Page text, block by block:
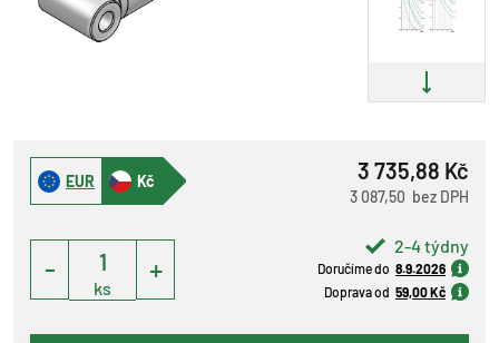
EUR Kč 3 735,88 Kč
3 087,50 bez DPH
2-4 týdny
Doručíme do 8.9.2026
Doprava od 59,00 Kč
-
ks
+